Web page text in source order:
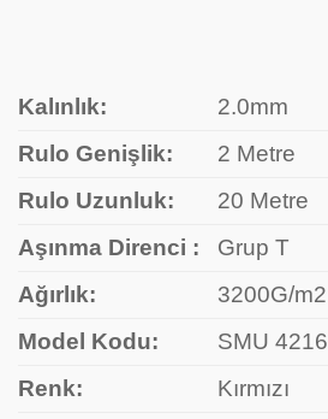
Kalınlık:
2.0mm
Rulo Genişlik:
2 Metre
Rulo Uzunluk:
20 Metre
Aşınma Direnci :
Grup T
Ağırlık:
3200G/m2
Model Kodu:
SMU 4216
Renk:
Kırmızı